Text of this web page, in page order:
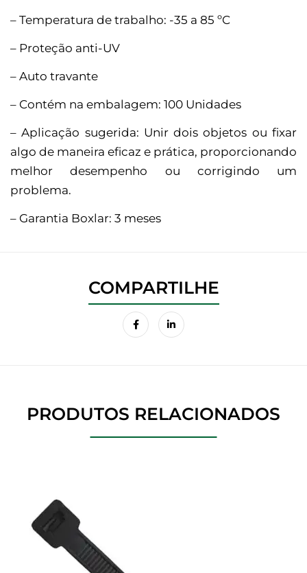
– Temperatura de trabalho: -35 a 85 ºC
– Proteção anti-UV
– Auto travante
– Contém na embalagem: 100 Unidades
– Aplicação sugerida: Unir dois objetos ou fixar
algo de maneira eficaz e prática, proporcionando
melhor desempenho ou corrigindo um
problema.
– Garantia Boxlar: 3 meses
PRODUTOS RELACIONADOS